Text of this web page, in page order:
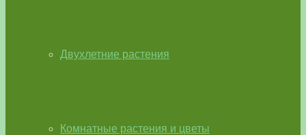
Двухлетние растения
Комнатные растения и цветы